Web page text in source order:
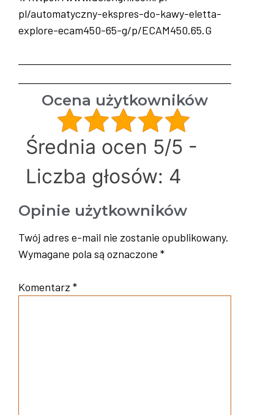
pl/automatyczny-ekspres-do-kawy-eletta-
explore-ecam450-65-g/p/ECAM450.65.G
Ocena użytkowników
Średnia ocen 5/5 -
Liczba głosów: 4
Opinie użytkowników
Twój adres e-mail nie zostanie opublikowany.
Wymagane pola są oznaczone *
Komentarz *